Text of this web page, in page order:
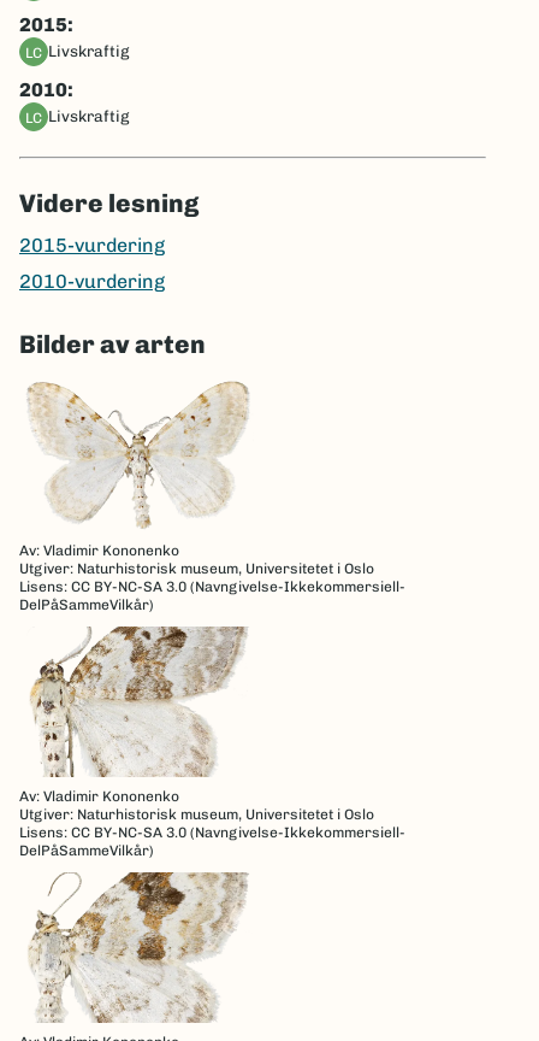
2015:
LC livskraftig
2010:
LC livskraftig
Videre lesning
2015-vurdering
2010-vurdering
Bilder av arten
Av: Vladimir Kononenko
Utgiver: Naturhistorisk museum, Universitetet i Oslo
Lisens: CC BY-NC-SA 3.0 (Navngivelse-Ikkekommersiell-
DelPåSammeVilkår)
Av: Vladimir Kononenko
Utgiver: Naturhistorisk museum, Universitetet i Oslo
Lisens: CC BY-NC-SA 3.0 (Navngivelse-Ikkekommersiell-
DelPåSammeVilkår)